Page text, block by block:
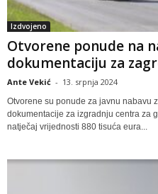
Izdvojeno
Otvorene ponude na
dokumentaciju za
Ante Vekić - 13. srpnja 2024
Otvorene su ponude za javnu nabavu
dokumentacije za izgradnju centra za
natječaj vrijednosti 880 tisuća eura...